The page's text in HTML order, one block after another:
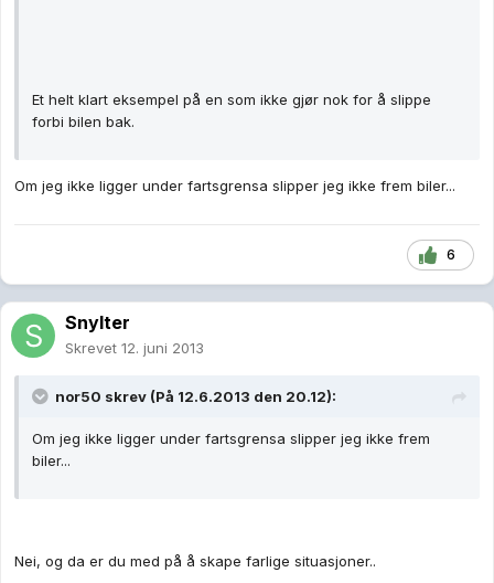
Et helt klart eksempel på en som ikke gjør nok for å slippe
forbi bilen bak.
Om jeg ikke ligger under fartsgrensa slipper jeg ikke frem biler...
6
Snylter
Skrevet 12. juni 2013
nor50 skrev (På 12.6.2013 den 20.12):
Om jeg ikke ligger under fartsgrensa slipper jeg ikke frem
biler...
Nei, og da er du med på å skape farlige situasjoner..